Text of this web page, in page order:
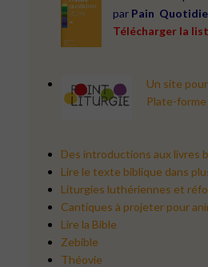
par Pain
Télécharger la
Un site
Plate-
Des introductions aux livres
Lire le texte biblique dans
Liturgies luthériennes et
Cantiques à projeter pour
Lire la Bible
Zebible
Théovie